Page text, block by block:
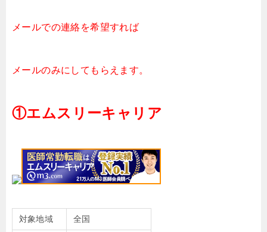
メールでの連絡を希望すれば
メールのみにしてもらえます。
①エムスリーキャリア
対象地域 全国